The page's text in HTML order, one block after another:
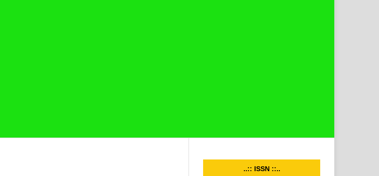
..:: ISSN ::..